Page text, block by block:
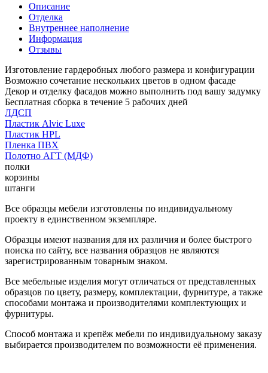
Описание
Отделка
Внутреннее наполнение
Информация
Отзывы
Изготовление гардеробных любого размера и конфигурации
Возможно сочетание нескольких цветов в одном фасаде
Декор и отделку фасадов можно выполнить под вашу задумку
Бесплатная сборка в течение 5 рабочих дней
ЛДСП
Пластик Alvic Luxe
Пластик HPL
Пленка ПВХ
Полотно АГТ (МДФ)
полки
корзины
штанги
Все образцы мебели изготовлены по индивидуальному
проекту в единственном экземпляре.
Образцы имеют названия для их различия и более быстрого
поиска по сайту, все названия образцов не являются
зарегистрированным товарным знаком.
Все мебельные изделия могут отличаться от представленных
образцов по цвету, размеру, комплектации, фурнитуре, а также
способами монтажа и производителями комплектующих и
фурнитуры.
Способ монтажа и крепёж мебели по индивидуальному заказу
выбирается производителем по возможности её применения.